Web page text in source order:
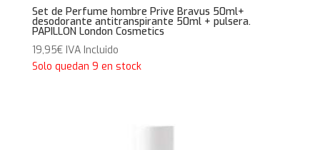
Set de Perfume hombre Prive Bravus 50ml+
desodorante antitranspirante 50ml + pulsera.
PAPILLON London Cosmetics
19,95€ IVA Incluido
Solo quedan 9 en stock